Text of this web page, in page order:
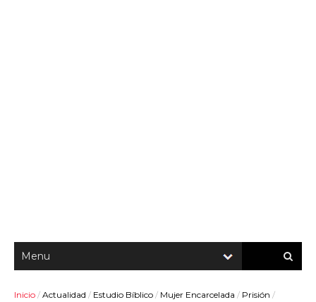
Inicio / Actualidad / Estudio Bíblico / Mujer Encarcelada / Prisión /